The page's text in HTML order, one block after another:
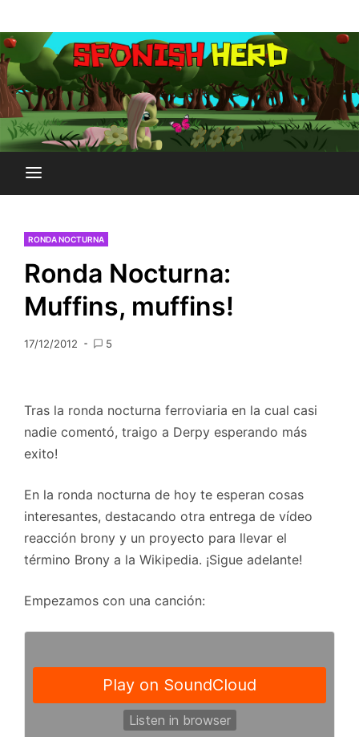
al
contenido
SPONISH HERD
RONDA NOCTURNA
Ronda Nocturna:
Muffins, muffins!
17/12/2012 5
Tras la ronda nocturna ferroviaria en la cual casi
nadie comentó, traigo a Derpy esperando más
exito!
En la ronda nocturna de hoy te esperan cosas
interesantes, destacando otra entrega de vídeo
reacción brony y un proyecto para llevar el
término Brony a la Wikipedia. ¡Sigue adelante!
Empezamos con una canción: